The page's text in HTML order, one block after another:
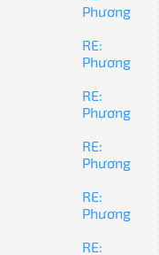
Phương
RE:
Phương
RE:
Phương
RE:
Phương
RE:
Phương
RE: